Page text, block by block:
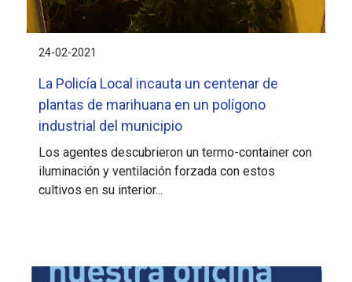
24-02-2021
La Policía Local incauta un centenar de
plantas de marihuana en un polígono
industrial del municipio
Los agentes descubrieron un termo-container con
iluminación y ventilación forzada con estos
cultivos en su interior...